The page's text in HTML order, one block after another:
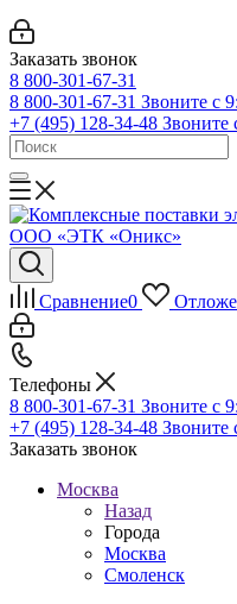
Заказать звонок
8 800-301-67-31
8 800-301-67-31 Звоните с
+7 (495) 128-34-48 Звоните
Сравнение0
Телефоны
8 800-301-67-31 Звоните с
+7 (495) 128-34-48 Звоните
Заказать звонок
Москва
Назад
Города
Москва
Смоленск